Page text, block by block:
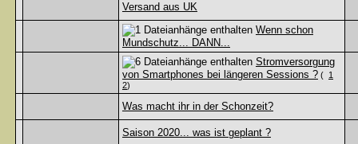
Versand aus UK
Wenn schon
Mundschutz... DANN...
Stromversorgung
von Smartphones bei längeren Sessions ? ( 1
2)
Was macht ihr in der Schonzeit?
Saison 2020... was ist geplant ?